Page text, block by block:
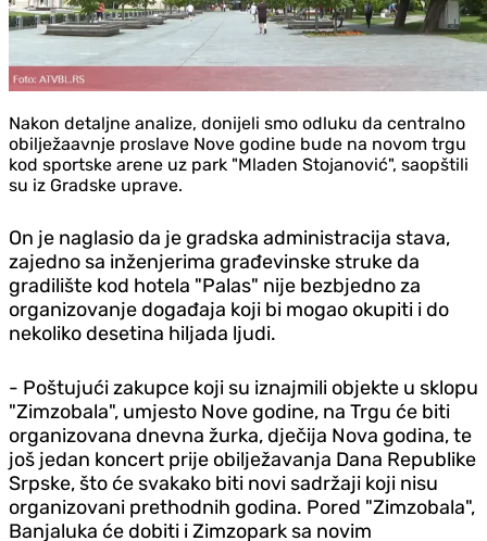
Nakon detaljne analize, donijeli smo odluku da centralno
obilježaavnje proslave Nove godine bude na novom trgu
kod sportske arene uz park "Mladen Stojanović", saopštili
su iz Gradske uprave.
On je naglasio da je gradska administracija stava,
zajedno sa inženjerima građevinske struke da
gradilište kod hotela "Palas" nije bezbjedno za
organizovanje događaja koji bi mogao okupiti i do
nekoliko desetina hiljada ljudi.
- Poštujući zakupce koji su iznajmili objekte u sklopu
"Zimzobala", umjesto Nove godine, na Trgu će biti
organizovana dnevna žurka, dječija Nova godina, te
još jedan koncert prije obilježavanja Dana Republike
Srpske, što će svakako biti novi sadržaji koji nisu
organizovani prethodnih godina. Pored "Zimzobala",
Banjaluka će dobiti i Zimzopark sa novim